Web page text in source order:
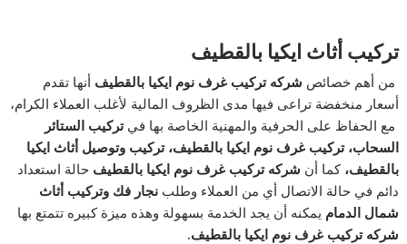
تركيب أثاث ايكيا بالقطيف
من أهم خصائص شركه تركيب غرف نوم ايكيا بالقطيف أنها تقدم
أسعار منخفضة تراعى فيها مدى الظروف المالية لأغلب العملاء الكرام،
مع الحفاظ على الحرفية والمهنية الخاصة بها فيتركيب الستائر
السحاب، تركيب غرف نوم ايكيا بالقطيف، تركيب وتوصيل أثاث ايكيا
بالقطيف،كما أن شركه تركيب غرف نوم ايكيا بالقطيف حالة استعداد
دائم في حالة الاتصال أي من العملاء وطلبنجار فك وتركيب أثاث
شمال الدمام يمكنه أن يجد الخدمة بسهولة وهذه ميزة كبيره تتمتع بها
شركه تركيب غرف نوم ايكيا بالقطيف.